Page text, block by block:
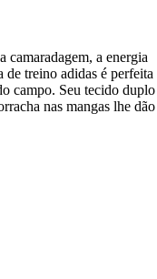
camaradagem, a energia
treino adidas é perfeita
campo. Seu tecido duplo
nas mangas lhe dão